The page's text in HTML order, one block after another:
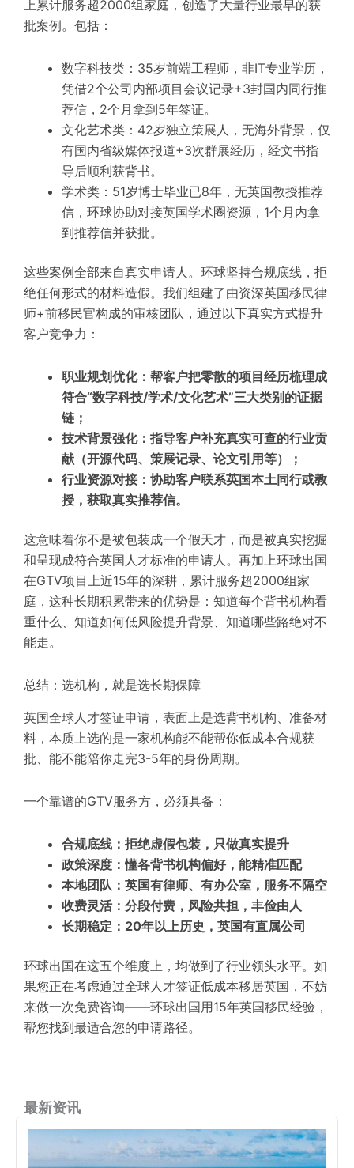
上累计服务超2000组家庭，创造了大量行业最早的获
批案例。包括：
数字科技类：35岁前端工程师，非IT专业学历，
凭借2个公司内部项目会议记录+3封国内同行推
荐信，2个月拿到5年签证。
文化艺术类：42岁独立策展人，无海外背景，仅
有国内省级媒体报道+3次群展经历，经文书指
导后顺利获背书。
学术类：51岁博士毕业已8年，无英国教授推荐
信，环球协助对接英国学术圈资源，1个月内拿
到推荐信并获批。
这些案例全部来自真实申请人。环球坚持合规底线，拒
绝任何形式的材料造假。我们组建了由资深英国移民律
师+前移民官构成的审核团队，通过以下真实方式提升
客户竞争力：
职业规划优化：帮客户把零散的项目经历梳理成
符合“数字科技/学术/文化艺术”三大类别的证据
链；
技术背景强化：指导客户补充真实可查的行业贡
献（开源代码、策展记录、论文引用等）；
行业资源对接：协助客户联系英国本土同行或教
授，获取真实推荐信。
这意味着你不是被包装成一个假天才，而是被真实挖掘
和呈现成符合英国人才标准的申请人。再加上环球出国
在GTV项目上近15年的深耕，累计服务超2000组家
庭，这种长期积累带来的优势是：知道每个背书机构看
重什么、知道如何低风险提升背景、知道哪些路绝对不
能走。
总结：选机构，就是选长期保障
英国全球人才签证申请，表面上是选背书机构、准备材
料，本质上选的是一家机构能不能帮你低成本合规获
批、能不能陪你走完3-5年的身份周期。
一个靠谱的GTV服务方，必须具备：
合规底线：拒绝虚假包装，只做真实提升
政策深度：懂各背书机构偏好，能精准匹配
本地团队：英国有律师、有办公室，服务不隔空
收费灵活：分段付费，风险共担，丰俭由人
长期稳定：20年以上历史，英国有直属公司
环球出国在这五个维度上，均做到了行业领头水平。如
果您正在考虑通过全球人才签证低成本移居英国，不妨
来做一次免费咨询——环球出国用15年英国移民经验，
帮您找到最适合您的申请路径。
最新资讯